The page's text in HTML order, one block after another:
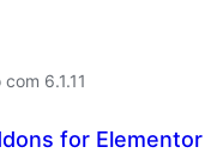
6.1.11
for Elementor